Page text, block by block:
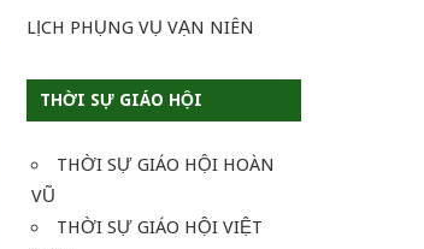
LỊCH PHỤNG VỤ VẠN NIÊN
THỜI SỰ GIÁO HỘI
THỜI SỰ GIÁO HỘI HOÀN
VŨ
THỜI SỰ GIÁO HỘI VIỆT